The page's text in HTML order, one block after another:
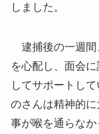
しました。
逮捕後の一週間
を心配し、面会
してサポートし
のさんは精神的
事が喉を通らな